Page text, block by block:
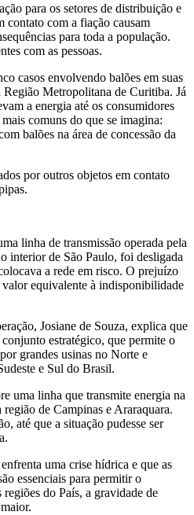
para os setores de distribuição e
contato com a fiação causam
para toda a população.
com as pessoas.
casos envolvendo balões em suas
Região Metropolitana de Curitiba. Já
a energia até os consumidores
comuns do que se imagina:
balões na área de concessão da
por outros objetos em contato
linha de transmissão operada pela
interior de São Paulo, foi desligada
a rede em risco. O prejuízo
equivalente à indisponibilidade
Josiane de Souza, explica que
estratégico, que permite o
grandes usinas no Norte e
e Sul do Brasil.
uma linha que transmite energia na
de Campinas e Araraquara.
até que a situação pudesse ser
uma crise hídrica e que as
essenciais para permitir o
do País, a gravidade de